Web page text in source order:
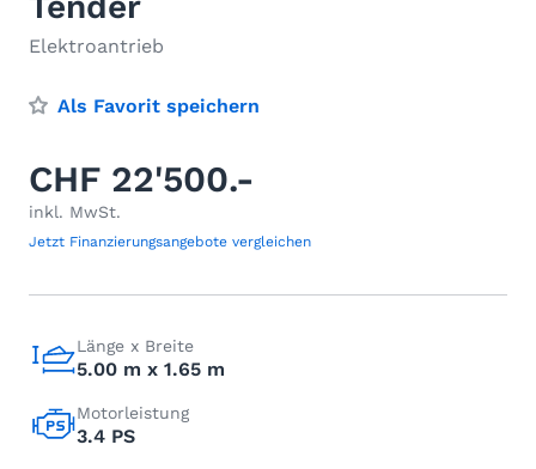
Elektroantrieb
Als Favorit speichern
CHF 22'500.-
inkl. MwSt.
Jetzt Finanzierungsangebote vergleichen
Länge x Breite
5.00 m x 1.65 m
Motorleistung
3.4 PS